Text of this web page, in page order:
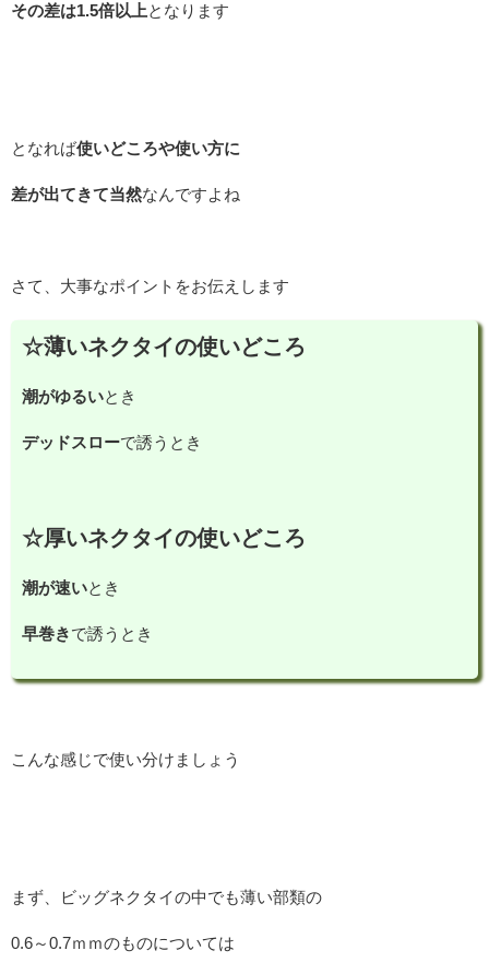
その差は1.5倍以上となります
となれば使いどころや使い方に
差が出てきて当然なんですよね
さて、大事なポイントをお伝えします
☆薄いネクタイの使いどころ
潮がゆるいとき
デッドスローで誘うとき
☆厚いネクタイの使いどころ
潮が速いとき
早巻きで誘うとき
こんな感じで使い分けましょう
まず、ビッグネクタイの中でも薄い部類の
0.6～0.7ｍｍのものについては